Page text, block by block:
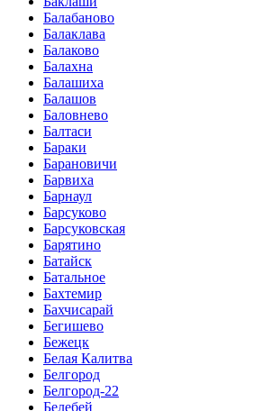
Балабаново
Балаклава
Балаково
Балахна
Балашиха
Балашов
Баловнево
Балтаси
Бараки
Барановичи
Барвиха
Барнаул
Барсуково
Барсуковская
Барятино
Батайск
Батальное
Бахтемир
Бахчисарай
Бегишево
Бежецк
Белая Калитва
Белгород
Белгород-22
Белебей